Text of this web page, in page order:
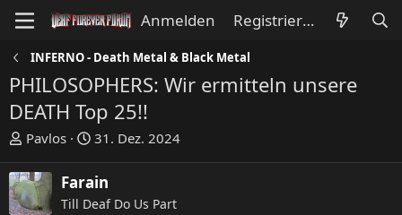
Anmelden Registrieren
INFERNO - Death Metal & Black Metal
PHILOSOPHERS: Wir ermitteln unsere
DEATH Top 25!!
E
s
t
Pavlos
E
s
t
31. Dez. 2024
Farain
Till Deaf Do Us Part